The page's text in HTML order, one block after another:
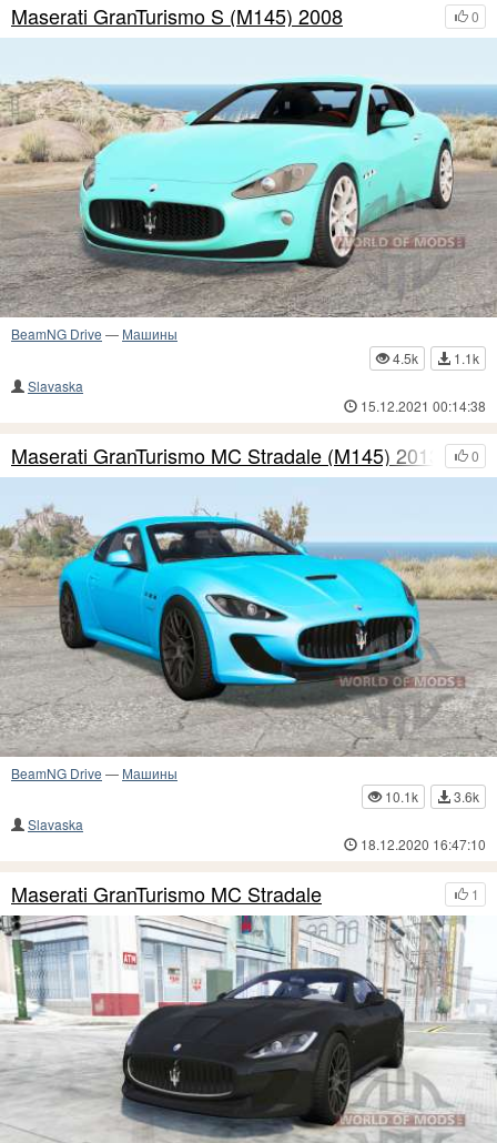
0
Maserati GranTurismo S (M145) 2008
BeamNG Drive — Машины
4.5k
1.1k
Slavaska
15.12.2021 00:14:38
0
Maserati GranTurismo MC Stradale (M145) 2013
BeamNG Drive — Машины
10.1k
3.6k
Slavaska
18.12.2020 16:47:10
1
Maserati GranTurismo MC Stradale